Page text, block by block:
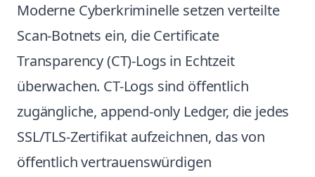
Moderne Cyberkriminelle setzen verteilte
Scan-Botnets ein, die Certificate
Transparency (CT)-Logs in Echtzeit
überwachen. CT-Logs sind öffentlich
zugängliche, append-only Ledger, die jedes
SSL/TLS-Zertifikat aufzeichnen, das von
öffentlich vertrauenswürdigen